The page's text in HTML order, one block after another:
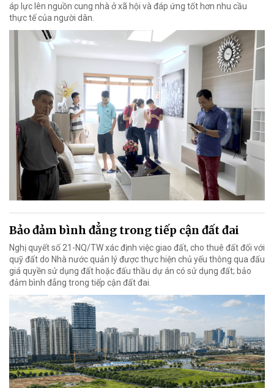
áp lực lên nguồn cung nhà ở xã hội và đáp ứng tốt hơn nhu cầu
thực tế của người dân.
Bảo đảm bình đẳng trong tiếp cận đất đai
Nghị quyết số 21-NQ/TW xác định việc giao đất, cho thuê đất đối với
quỹ đất do Nhà nước quản lý được thực hiện chủ yếu thông qua đấu
giá quyền sử dụng đất hoặc đấu thầu dự án có sử dụng đất; bảo
đảm bình đẳng trong tiếp cận đất đai.